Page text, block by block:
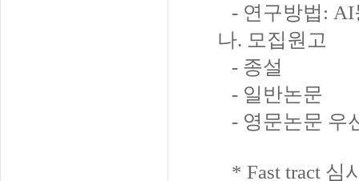
- 연구방법: AI
나. 모집원고
- 종설
- 일반논문
- 영문논문 우
* Fast tract 심